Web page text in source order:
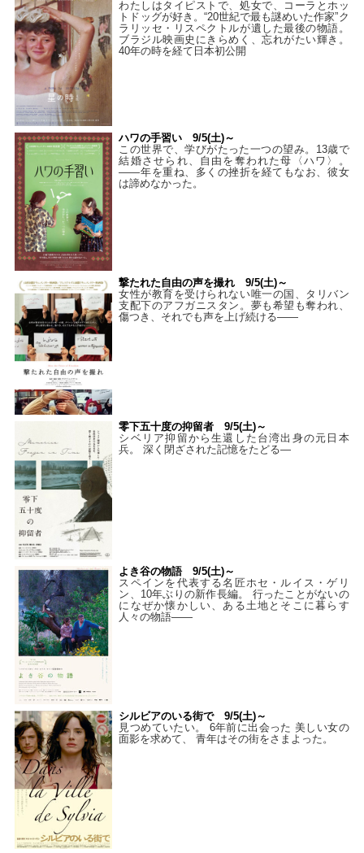
わたしはタイピストで、処⼥で、コーラとホッ
トドッグが好き。“20世紀で最も謎めいた作家”ク
ラリッセ・リスペクトルが遺した最後の物語。
ブラジル映画史にきらめく、忘れがたい輝き。
40年の時を経て⽇本初公開
ハワの手習い 9/5(土)～
この世界で、学びがたった一つの望み。13歳で
結婚させられ、自由を奪われた母〈ハワ〉。
——年を重ね、多くの挫折を経てもなお、彼女
は諦めなかった。
撃たれた自由の声を撮れ 9/5(土)～
女性が教育を受けられない唯一の国、タリバン
支配下のアフガニスタン。夢も希望も奪われ、
傷つき、それでも声を上げ続ける——
零下五十度の抑留者 9/5(土)～
シベリア抑留から生還した台湾出身の元日本
兵。 深く閉ざされた記憶をたどる—
よき谷の物語 9/5(土)～
スペインを代表する名匠ホセ・ルイス・ゲリ
ン、10年ぶりの新作長編。 行ったことがないの
になぜか懐かしい、ある土地とそこに暮らす
人々の物語――
シルビアのいる街で 9/5(土)～
見つめていたい。 6年前に出会った 美しい女の
面影を求めて、 青年はその街をさまよった。